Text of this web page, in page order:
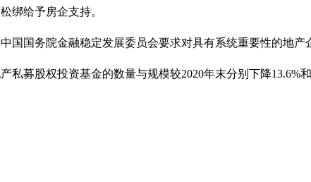
绑给予房企支持。
国国务院金融稳定发展委员会要求对具有系统重要性的地产
私募股权投资基金的数量与规模较2020年末分别下降13.6%和